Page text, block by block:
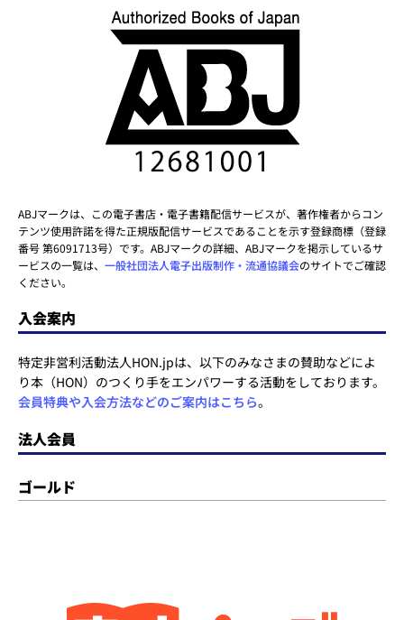
ABJマークは、この電子書店・電子書籍配信サービスが、著作権者からコン
テンツ使用許諾を得た正規版配信サービスであることを示す登録商標（登録
番号 第6091713号）です。ABJマークの詳細、ABJマークを掲示しているサ
ービスの一覧は、 一般社団法人電子出版制作・流通協議会のサイトでご確認
ください。
入会案内
特定非営利活動法人HON.jpは、以下のみなさまの賛助などによ
り本（HON）のつくり手をエンパワーする活動をしております。
会員特典や入会方法などのご案内はこちら。
法人会員
ゴールド